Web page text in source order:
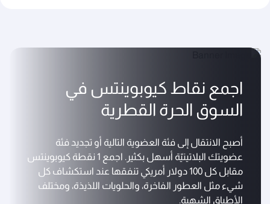
اجمع نقاط كيوبوينتس في
السوق الحرة القطرية
أصبح الانتقال إلى فئة العضوية التالية أو تجديد فئة
عضويتك البلاتينيّة أسهل بكثير. اجمع 1 نقطة كيوبوينتس
مقابل كل 100 دولار أمريكي تنفقها عند استكشاف كل
شيء مثل العطور الفاخرة، والحلويات اللذيذة، ومختلف
الأطباق الشهية.